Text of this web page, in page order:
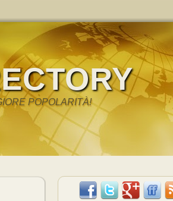
POPOLARITÀ!